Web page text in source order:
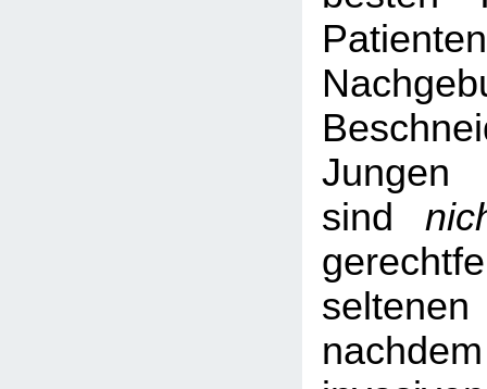
Jungen
sind
seltenen